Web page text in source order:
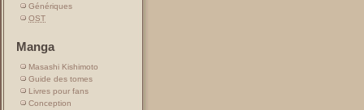
Génériques
OST
Manga
Masashi Kishimoto
Guide des tomes
Livres pour fans
Conception